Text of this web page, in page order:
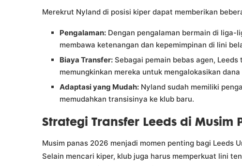
Merekrut Nyland di posisi kiper dapat memberikan
Pengalaman: Dengan pengalaman bermain di liga-
membawa ketenangan dan kepemimpinan di lini
Biaya Transfer: Sebagai pemain bebas agen,
memungkinkan mereka untuk mengalokasikan
Adaptasi yang Mudah: Nyland sudah memiliki
memudahkan transisinya ke klub baru.
Strategi Transfer Leeds di Musim
Musim panas 2026 menjadi momen penting bagi Leeds
Selain mencari kiper, klub juga harus memperkuat lini